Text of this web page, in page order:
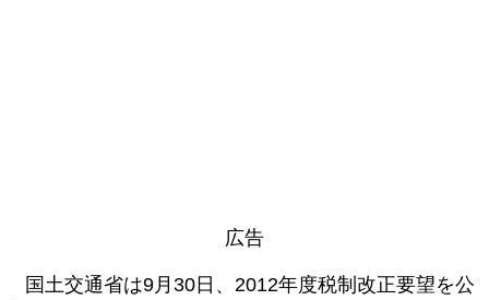
広告
国土交通省は9月30日、2012年度税制改正要望を公